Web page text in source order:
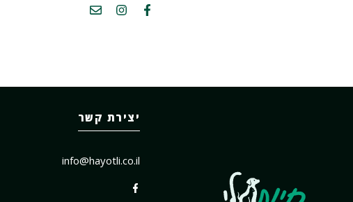
יצירת קשר
info@hayotli.co.il